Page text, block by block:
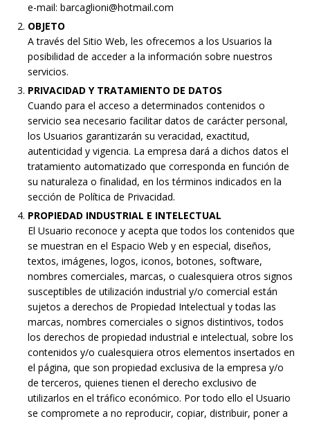
e-mail: barcaglioni@hotmail.com
OBJETO
A través del Sitio Web, les ofrecemos a los Usuarios la
posibilidad de acceder a la información sobre nuestros
servicios.
PRIVACIDAD Y TRATAMIENTO DE DATOS
Cuando para el acceso a determinados contenidos o
servicio sea necesario facilitar datos de carácter personal,
los Usuarios garantizarán su veracidad, exactitud,
autenticidad y vigencia. La empresa dará a dichos datos el
tratamiento automatizado que corresponda en función de
su naturaleza o finalidad, en los términos indicados en la
sección de Política de Privacidad.
PROPIEDAD INDUSTRIAL E INTELECTUAL
El Usuario reconoce y acepta que todos los contenidos que
se muestran en el Espacio Web y en especial, diseños,
textos, imágenes, logos, iconos, botones, software,
nombres comerciales, marcas, o cualesquiera otros signos
susceptibles de utilización industrial y/o comercial están
sujetos a derechos de Propiedad Intelectual y todas las
marcas, nombres comerciales o signos distintivos, todos
los derechos de propiedad industrial e intelectual, sobre los
contenidos y/o cualesquiera otros elementos insertados en
el página, que son propiedad exclusiva de la empresa y/o
de terceros, quienes tienen el derecho exclusivo de
utilizarlos en el tráfico económico. Por todo ello el Usuario
se compromete a no reproducir, copiar, distribuir, poner a